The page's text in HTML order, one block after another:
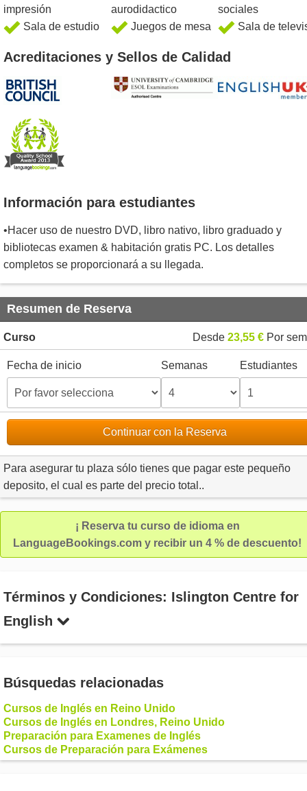
impresión aurodidactico
sociales
Sala de estudio
Juegos de mesa Sala de
Acreditaciones y Sellos de Calidad
Información para estudiantes
•Hacer uso de nuestro DVD, libro nativo, libro graduado y
bibliotecas examen & habitación gratis PC. Los detalles
completos se proporcionará a su llegada.
Resumen de Reserva
Curso Desde 23,55 € Por
Fecha de inicio Semanas Estudiantes
Continuar con la Reserva
Para asegurar tu plaza sólo tienes que pagar este pequeño
deposito, el cual es parte del precio total..
¡ Reserva tu curso de idioma en
LanguageBookings.com y recibir un 4 % de descuento!
Términos y Condiciones: Islington Centre for
English
Búsquedas relacionadas
Cursos de Inglés en Reino Unido
Cursos de Inglés en Londres, Reino Unido
Preparación para Examenes de Inglés
Cursos de Preparación para Exámenes